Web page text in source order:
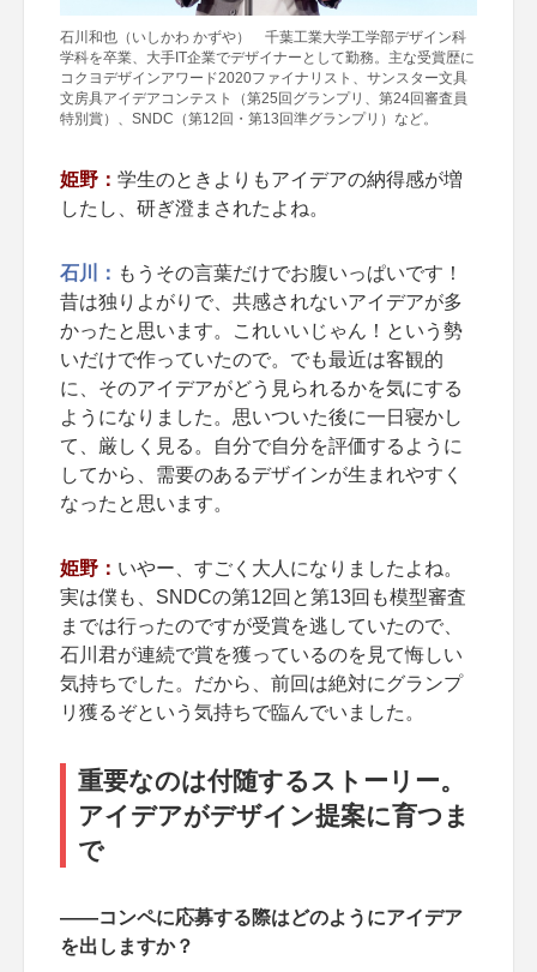
石川和也（いしかわ かずや） 千葉工業大学工学部デザイン科
学科を卒業、大手IT企業でデザイナーとして勤務。主な受賞歴に
コクヨデザインアワード2020ファイナリスト、サンスター文具
文房具アイデアコンテスト（第25回グランプリ、第24回審査員
特別賞）、SNDC（第12回・第13回準グランプリ）など。
姫野： 学生のときよりもアイデアの納得感が増
したし、研ぎ澄まされたよね。
石川： もうその言葉だけでお腹いっぱいです！
昔は独りよがりで、共感されないアイデアが多
かったと思います。これいいじゃん！という勢
いだけで作っていたので。でも最近は客観的
に、そのアイデアがどう見られるかを気にする
ようになりました。思いついた後に一日寝かし
て、厳しく見る。自分で自分を評価するように
してから、需要のあるデザインが生まれやすく
なったと思います。
姫野： いやー、すごく大人になりましたよね。
実は僕も、SNDCの第12回と第13回も模型審査
までは行ったのですが受賞を逃していたので、
石川君が連続で賞を獲っているのを見て悔しい
気持ちでした。だから、前回は絶対にグランプ
リ獲るぞという気持ちで臨んでいました。
重要なのは付随するストーリー。
アイデアがデザイン提案に育つま
で
――コンペに応募する際はどのようにアイデア
を出しますか？